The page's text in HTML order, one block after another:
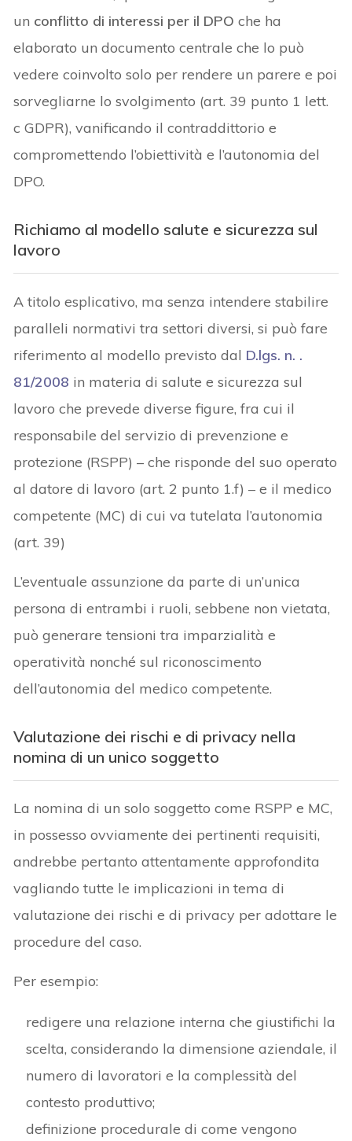
un conflitto di interessi per il DPO che ha
elaborato un documento centrale che lo può
vedere coinvolto solo per rendere un parere e poi
sorvegliarne lo svolgimento (art. 39 punto 1 lett.
c GDPR), vanificando il contraddittorio e
compromettendo l’obiettività e l’autonomia del
DPO.
Richiamo al modello salute e sicurezza sul
lavoro
A titolo esplicativo, ma senza intendere stabilire
paralleli normativi tra settori diversi, si può fare
riferimento al modello previsto dal D.lgs. n. .
81/2008 in materia di salute e sicurezza sul
lavoro che prevede diverse figure, fra cui il
responsabile del servizio di prevenzione e
protezione (RSPP) – che risponde del suo operato
al datore di lavoro (art. 2 punto 1.f) – e il medico
competente (MC) di cui va tutelata l’autonomia
(art. 39)
L’eventuale assunzione da parte di un’unica
persona di entrambi i ruoli, sebbene non vietata,
può generare tensioni tra imparzialità e
operatività nonché sul riconoscimento
dell’autonomia del medico competente.
Valutazione dei rischi e di privacy nella
nomina di un unico soggetto
La nomina di un solo soggetto come RSPP e MC,
in possesso ovviamente dei pertinenti requisiti,
andrebbe pertanto attentamente approfondita
vagliando tutte le implicazioni in tema di
valutazione dei rischi e di privacy per adottare le
procedure del caso.
Per esempio:
redigere una relazione interna che giustifichi la
scelta, considerando la dimensione aziendale, il
numero di lavoratori e la complessità del
contesto produttivo;
definizione procedurale di come vengono